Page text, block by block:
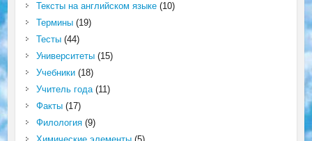
Тексты на английском языке(10)
Термины(19)
Тесты(44)
Университеты(15)
Учебники(18)
Учитель года(11)
Факты(17)
Филология(9)